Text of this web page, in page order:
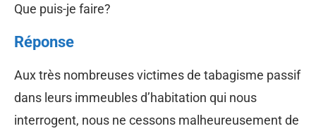
Que puis-je faire?
Réponse
Aux très nombreuses victimes de tabagisme passif
dans leurs immeubles d’habitation qui nous
interrogent, nous ne cessons malheureusement de